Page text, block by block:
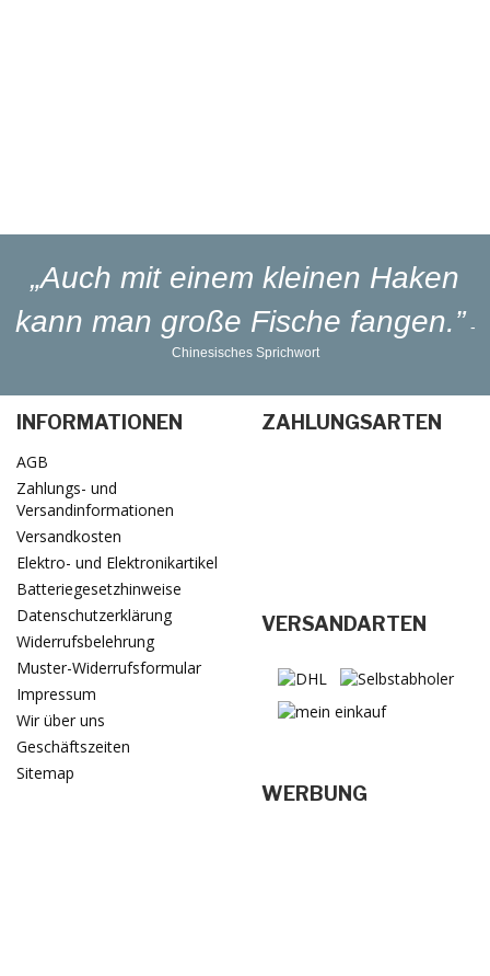
„Auch mit einem kleinen Haken
kann man große Fische fangen.” -
Chinesisches Sprichwort
INFORMATIONEN
AGB
Zahlungs- und
Versandinformationen
Versandkosten
Elektro- und Elektronikartikel
Batteriegesetzhinweise
Datenschutzerklärung
Widerrufsbelehrung
Muster-Widerrufsformular
Impressum
Wir über uns
Geschäftszeiten
Sitemap
ZAHLUNGSARTEN
VERSANDARTEN
WERBUNG